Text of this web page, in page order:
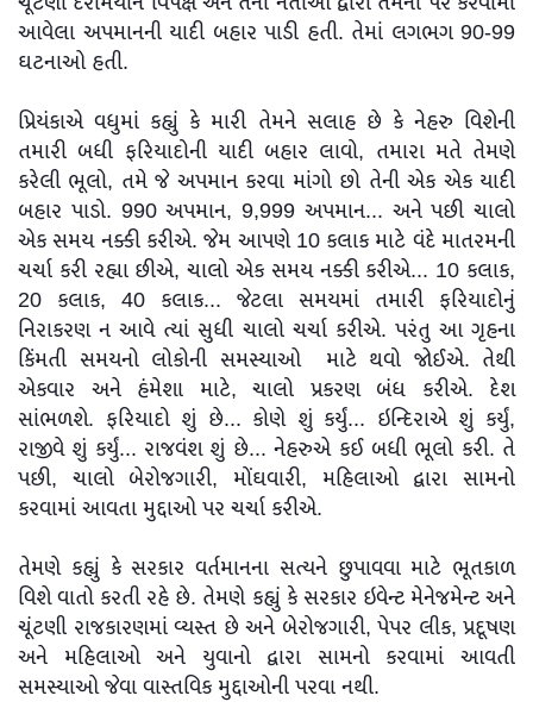
આવેલા અપમાનની યાદી બહાર પાડી હતી. તેમાં લગભગ 90-99
ઘટનાઓ હતી.
પ્રિયંકાએ વધુમાં કહ્યું કે મારી તેમને સલાહ છે કે નેહરુ વિશેની
તમારી બધી ફરિયાદોની યાદી બહાર લાવો, તમારા મતે તેમણે
કરેલી ભૂલો, તમે જે અપમાન કરવા માંગો છો તેની એક એક યાદી
બહાર પાડો. 990 અપમાન, 9,999 અપમાન... અને પછી ચાલો
એક સમય નક્કી કરીએ. જેમ આપણે 10 કલાક માટે વંદે માતરમની
ચર્ચા કરી રહ્યા છીએ, ચાલો એક સમય નક્કી કરીએ... 10 કલાક,
20 કલાક, 40 કલાક... જેટલા સમયમાં તમારી ફરિયાદોનું
નિરાકરણ ન આવે ત્યાં સુધી ચાલો ચર્ચા કરીએ. પરંતુ આ ગૃહના
કિંમતી સમયનો લોકોની સમસ્યાઓ માટે થવો જોઈએ. તેથી
એકવાર અને હંમેશા માટે, ચાલો પ્રકરણ બંધ કરીએ. દેશ
સાંભળશે. ફરિયાદો શું છે... કોણે શું કર્યું... ઇન્દિરાએ શું કર્યું,
રાજીવે શું કર્યું... રાજવંશ શું છે... નેહરુએ કઈ બધી ભૂલો કરી. તે
પછી, ચાલો બેરોજગારી, મોંઘવારી, મહિલાઓ દ્વારા સામનો
કરવામાં આવતા મુદ્દાઓ પર ચર્ચા કરીએ.
તેમણે કહ્યું કે સરકાર વર્તમાનના સત્યને છુપાવવા માટે ભૂતકાળ
વિશે વાતો કરતી રહે છે. તેમણે કહ્યું કે સરકાર ઇવેન્ટ મેનેજમેન્ટ અને
ચૂંટણી રાજકારણમાં વ્યસ્ત છે અને બેરોજગારી, પેપર લીક, પ્રદૂષણ
અને મહિલાઓ અને યુવાનો દ્વારા સામનો કરવામાં આવતી
સમસ્યાઓ જેવા વાસ્તવિક મુદ્દાઓની પરવા નથી.